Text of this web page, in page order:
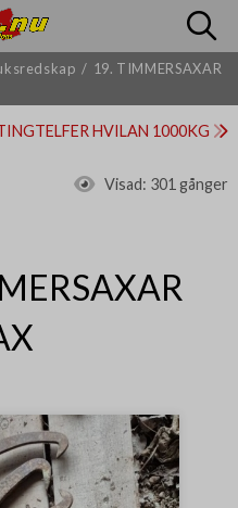
/ 19. TIMMERSAXAR
HVILAN 1000KG
Visad: 301 gånger